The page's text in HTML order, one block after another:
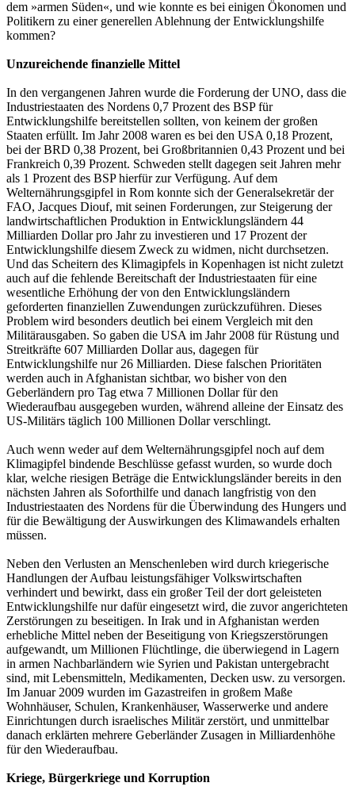
dem »armen Süden«, und wie konnte es bei einigen Ökonomen und
Politikern zu einer generellen Ablehnung der Entwicklungshilfe
kommen?
Unzureichende finanzielle Mittel
In den vergangenen Jahren wurde die Forderung der UNO, dass die
Industriestaaten des Nordens 0,7 Prozent des BSP für
Entwicklungshilfe bereitstellen sollten, von keinem der großen
Staaten erfüllt. Im Jahr 2008 waren es bei den USA 0,18 Prozent,
bei der BRD 0,38 Prozent, bei Großbritannien 0,43 Prozent und bei
Frankreich 0,39 Prozent. Schweden stellt dagegen seit Jahren mehr
als 1 Prozent des BSP hierfür zur Verfügung. Auf dem
Welternährungsgipfel in Rom konnte sich der Generalsekretär der
FAO, Jacques Diouf, mit seinen Forderungen, zur Steigerung der
landwirtschaftlichen Produktion in Entwicklungsländern 44
Milliarden Dollar pro Jahr zu investieren und 17 Prozent der
Entwicklungshilfe diesem Zweck zu widmen, nicht durchsetzen.
Und das Scheitern des Klimagipfels in Kopenhagen ist nicht zuletzt
auch auf die fehlende Bereitschaft der Industriestaaten für eine
wesentliche Erhöhung der von den Entwicklungsländern
geforderten finanziellen Zuwendungen zurückzuführen. Dieses
Problem wird besonders deutlich bei einem Vergleich mit den
Militärausgaben. So gaben die USA im Jahr 2008 für Rüstung und
Streitkräfte 607 Milliarden Dollar aus, dagegen für
Entwicklungshilfe nur 26 Milliarden. Diese falschen Prioritäten
werden auch in Afghanistan sichtbar, wo bisher von den
Geberländern pro Tag etwa 7 Millionen Dollar für den
Wiederaufbau ausgegeben wurden, während alleine der Einsatz des
US-Militärs täglich 100 Millionen Dollar verschlingt.
Auch wenn weder auf dem Welternährungsgipfel noch auf dem
Klimagipfel bindende Beschlüsse gefasst wurden, so wurde doch
klar, welche riesigen Beträge die Entwicklungsländer bereits in den
nächsten Jahren als Soforthilfe und danach langfristig von den
Industriestaaten des Nordens für die Überwindung des Hungers und
für die Bewältigung der Auswirkungen des Klimawandels erhalten
müssen.
Neben den Verlusten an Menschenleben wird durch kriegerische
Handlungen der Aufbau leistungsfähiger Volkswirtschaften
verhindert und bewirkt, dass ein großer Teil der dort geleisteten
Entwicklungshilfe nur dafür eingesetzt wird, die zuvor angerichteten
Zerstörungen zu beseitigen. In Irak und in Afghanistan werden
erhebliche Mittel neben der Beseitigung von Kriegszerstörungen
aufgewandt, um Millionen Flüchtlinge, die überwiegend in Lagern
in armen Nachbarländern wie Syrien und Pakistan untergebracht
sind, mit Lebensmitteln, Medikamenten, Decken usw. zu versorgen.
Im Januar 2009 wurden im Gazastreifen in großem Maße
Wohnhäuser, Schulen, Krankenhäuser, Wasserwerke und andere
Einrichtungen durch israelisches Militär zerstört, und unmittelbar
danach erklärten mehrere Geberländer Zusagen in Milliardenhöhe
für den Wiederaufbau.
Kriege, Bürgerkriege und Korruption